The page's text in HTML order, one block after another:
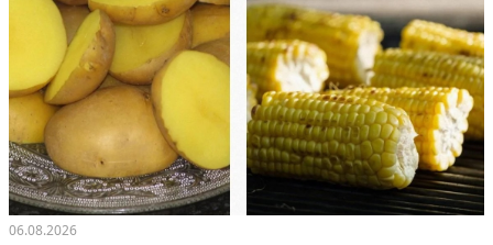
Crossmedia.az - 1 yaş
Siyasət
Məhkəmə və hüquq
Ekologiya
Zəfər - 5
Gənclər və İdman
Media və QHT
Hadisə
Sağlamlıq
Sosium
06.08.2026